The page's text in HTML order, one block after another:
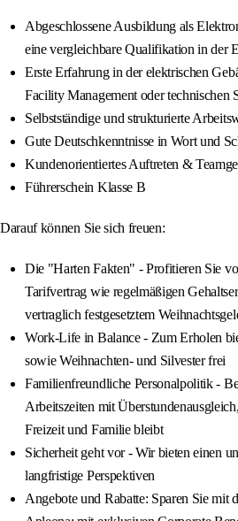
Abgeschlossene Ausbildung als
eine vergleichbare Qualifikation in der
Erste Erfahrung in der elektrischen
Facility Management oder technischen
Selbstständige und strukturierte
Gute Deutschkenntnisse in Wort und
Kundenorientiertes Auftreten &
Führerschein Klasse B
Darauf können Sie sich freuen:
Die "Harten Fakten" - Profitieren Sie
Tarifvertrag wie regelmäßigen
vertraglich festgesetztem
Work-Life in Balance - Zum Erholen
sowie Weihnachten- und Silvester frei
Familienfreundliche Personalpolitik -
Arbeitszeiten mit
Freizeit und Familie bleibt
Sicherheit geht vor - Wir bieten einen
langfristige Perspektiven
Angebote und Rabatte: Sparen Sie mit